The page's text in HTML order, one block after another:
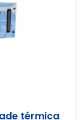
térmica